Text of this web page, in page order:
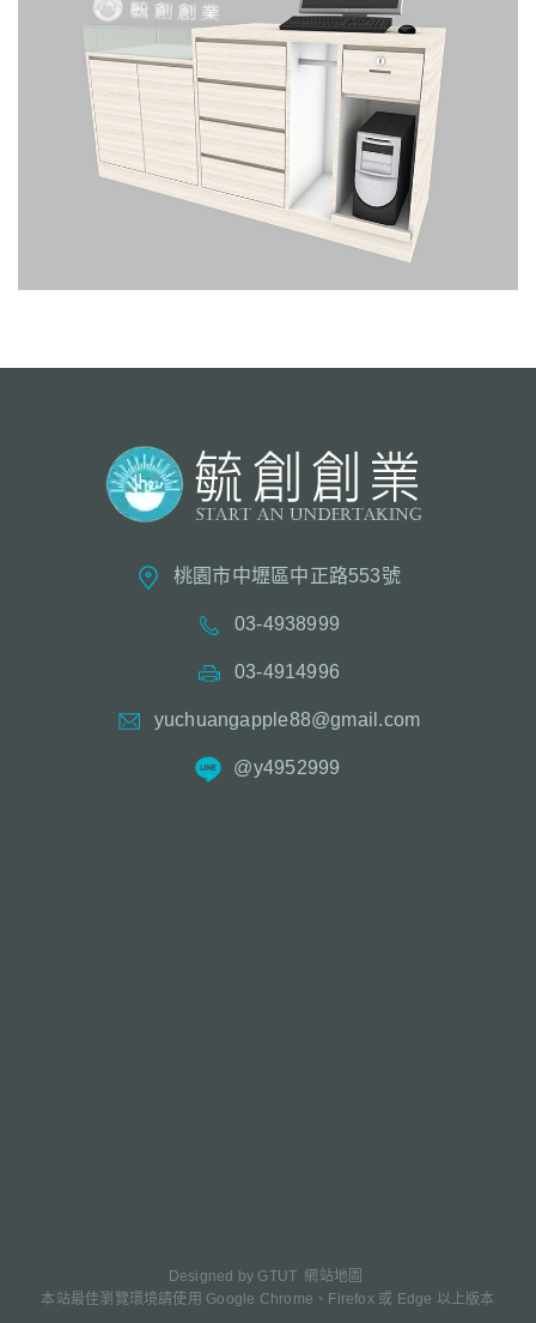
桃園市中壢區中正路553號
03-4938999
03-4914996
yuchuangapple88@gmail.com
@y4952999
Designed by GTUT 網站地圖
本站最佳瀏覽環境請使用 Google Chrome、Firefox 或 Edge 以上版本